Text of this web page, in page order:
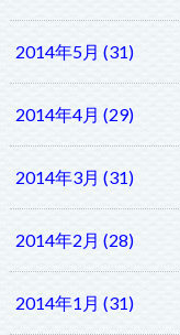
2014年5月 (31)
2014年4月 (29)
2014年3月 (31)
2014年2月 (28)
2014年1月 (31)